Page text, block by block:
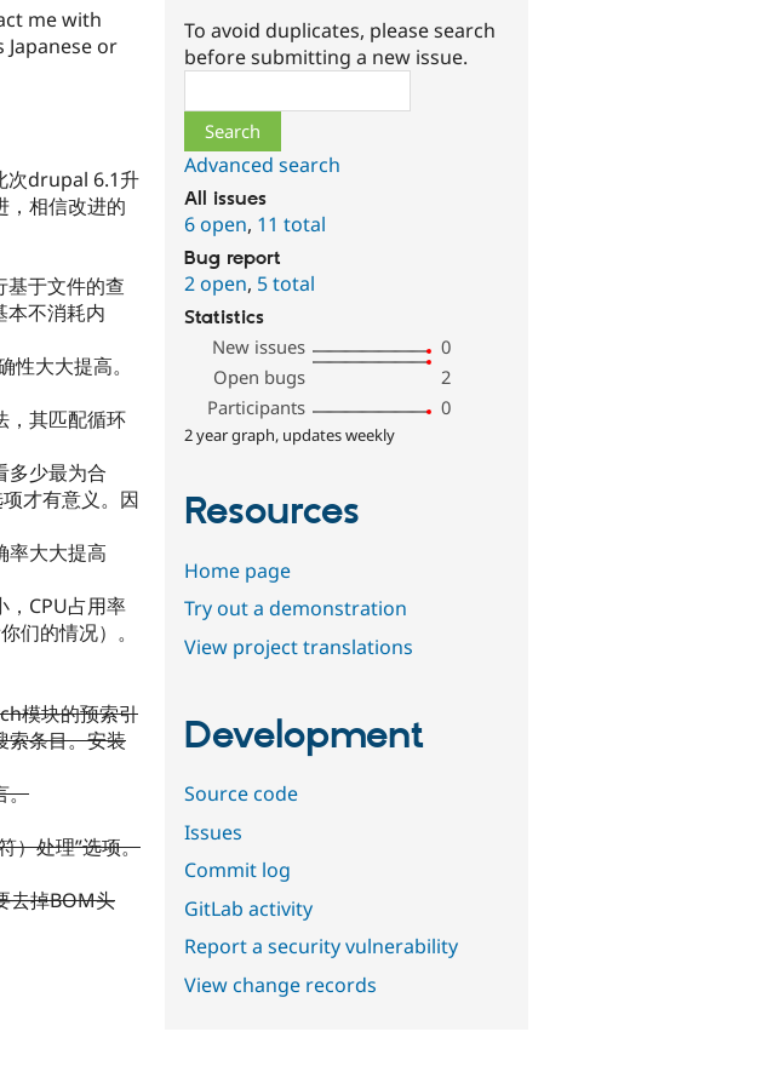
me with
or
次drupal 6.1升
，相信改进的
基于文件的查
本不消耗内
大大提高。
，其匹配循环
多少最为合
才有意义。因
率大大提高
，CPU占用率
们的情况）。
模块的预索引
索条目。安装
。
）处理”选项。
去掉BOM头
To avoid duplicates, please search
before submitting a new issue.
Advanced search
All issues
6 open, 11 total
Bug report
2 open, 5 total
Statistics
New issues
0
Open bugs
2
Participants
0
2 year graph, updates weekly
Resources
Home page
Try out a demonstration
View project translations
Development
Source code
Issues
Commit log
GitLab activity
Report a security vulnerability
View change records